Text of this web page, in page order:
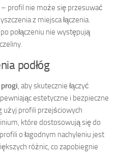
profil nie może się przesuwać
z miejsca łączenia.
połączeniu nie występują
podłóg
progi , aby skutecznie łączyć
estetyczne i bezpieczne
użyj profili przejściowych
które dostosowują się do
o łagodnym nachyleniu jest
różnic, co zapobiegnie